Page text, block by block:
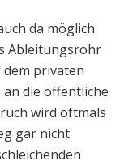
da möglich.
Ableitungsrohr
dem privaten
die öffentliche
wird oftmals
gar nicht